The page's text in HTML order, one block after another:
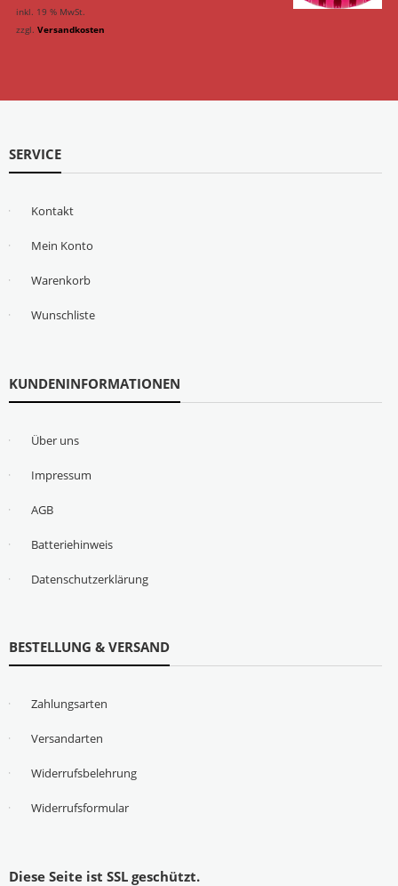
inkl. 19 % MwSt.
zzgl. Versandkosten
SERVICE
Kontakt
Mein Konto
Warenkorb
Wunschliste
KUNDENINFORMATIONEN
Über uns
Impressum
AGB
Batteriehinweis
Datenschutzerklärung
BESTELLUNG & VERSAND
Zahlungsarten
Versandarten
Widerrufsbelehrung
Widerrufsformular
Diese Seite ist SSL geschützt.